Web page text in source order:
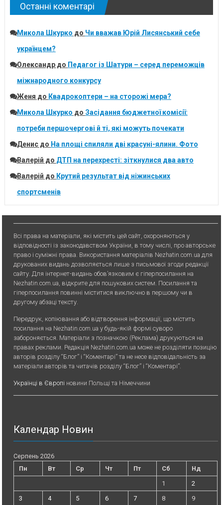
Останні коментарі
Микола Шкурко до Чи вважав Юрій Лисянський себе
українцем?
Олександрдо Педагог із Шатури – серед переможців
міжнародного конкурсу
Женя до Квадрокоптери – на сторожі мера?
Микола Шкурко до Засідання бюджетної комісії:
потреби першочергові й ті, які можуть почекати
Денисдо На площі спиляли дві красуні-ялини. Фото
Валерій до ДТП на перехресті: зіткнулися два авто
Валерій до Крутий результат від ніжинських
спортсменів
Всі права на матеріали, які містить цей сайт, охороняються у
відповідності із законодавством України, в тому числі, про авторське
право і суміжні права. Використання матерiалiв Nezhatin.com.ua для
друкованих видань дозволяється лише з письмової згоди редакції
сайту. Для iнтернет-видань обов’язковим є гiперпосилання на
Nezhatin.com.ua, відкрите для пошукових систем. Посилання та
гіперпосилання повинні міститися виключно в першому чи в
другому абзаці тексту.
Передрук, копiювання або вiдтворення iнформацiї, що мiстить
посилання на Nezhatin.com.ua у будь-якiй формi суворо
забороняється. Матеріали з позначкою (Реклама) друкуються на
правах реклами. Редакція Nezhatin.com.ua може не розділяти позицію
авторів розділу “Блог” і “Коментарі” та не несе відповідальність за
матеріали авторів та читачів розділу “Блог” і “Коментарі”.
Українці в Європі новини Польщі та Німеччини
Календар Новин
Серпень 2026
Пн
Вт Ср Чт Пт Сб
Нд
1
2
3
4 5 6 7 8 9